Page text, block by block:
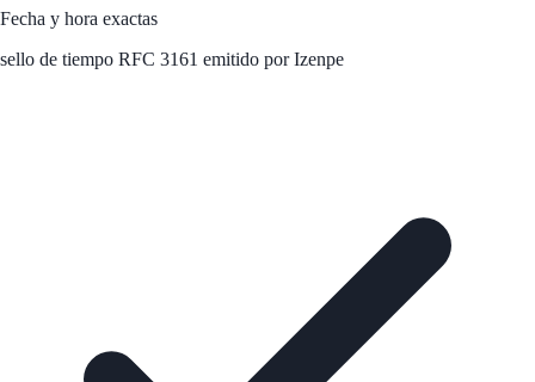
Fecha y hora exactas
sello de tiempo RFC 3161 emitido por Izenpe